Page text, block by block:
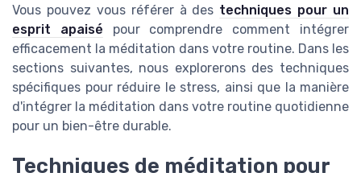
Vous pouvez vous référer à des techniques pour un
esprit apaisé pour comprendre comment intégrer
efficacement la méditation dans votre routine. Dans les
sections suivantes, nous explorerons des techniques
spécifiques pour réduire le stress, ainsi que la manière
d'intégrer la méditation dans votre routine quotidienne
pour un bien-être durable.
Techniques de méditation pour